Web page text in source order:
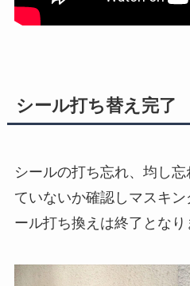
シール打ち替え完了
シールの打ち忘れ、均し
ていないか確認しマスキ
ール打ち換えは終了となり